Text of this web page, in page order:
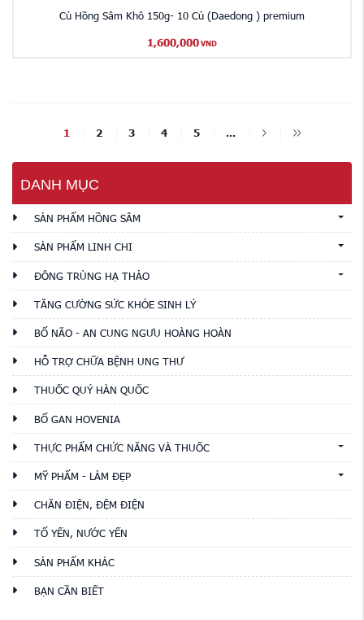
Củ Hồng Sâm Khô 150g- 10 Củ (Daedong ) premium
1,600,000 VND
1 2 3 4 5 ...
DANH MỤC
SẢN PHẨM HỒNG SÂM
SẢN PHẨM LINH CHI
ĐÔNG TRÙNG HẠ THẢO
TĂNG CƯỜNG SỨC KHỎE SINH LÝ
BỔ NÃO - AN CUNG NGƯU HOÀNG HOÀN
HỖ TRỢ CHỮA BỆNH UNG THƯ
THUỐC QUÝ HÀN QUỐC
BỔ GAN HOVENIA
THỰC PHẨM CHỨC NĂNG VÀ THUỐC
MỸ PHẨM - LÀM ĐẸP
CHĂN ĐIỆN, ĐỆM ĐIỆN
TỔ YẾN, NƯỚC YẾN
SẢN PHẨM KHÁC
BẠN CẦN BIẾT